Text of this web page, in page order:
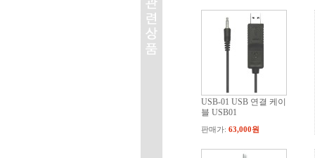
USB-01 USB 연결 케이
블 USB01
판매가: 63,000원